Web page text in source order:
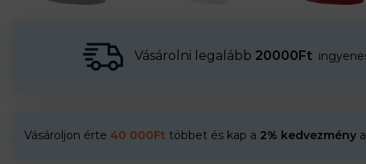
Vásárolni legalább 20000Ft
Vásároljon érte 40 000Ft többet és kap a 2% kedvezmény